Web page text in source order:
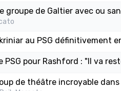
groupe de Galtier avec ou
au PSG définitivement
PSG pour Rashford : "Il va
de théâtre incroyable